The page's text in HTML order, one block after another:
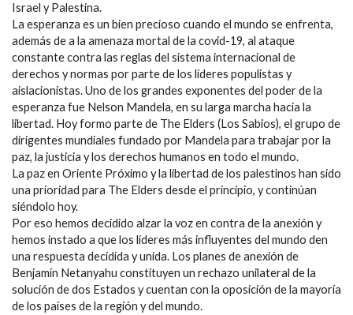
Israel y Palestina.
La esperanza es un bien precioso cuando el mundo se enfrenta,
además de a la amenaza mortal de la covid-19, al ataque
constante contra las reglas del sistema internacional de
derechos y normas por parte de los líderes populistas y
aislacionistas. Uno de los grandes exponentes del poder de la
esperanza fue Nelson Mandela, en su larga marcha hacia la
libertad. Hoy formo parte de The Elders (Los Sabios), el grupo de
dirigentes mundiales fundado por Mandela para trabajar por la
paz, la justicia y los derechos humanos en todo el mundo.
La paz en Oriente Próximo y la libertad de los palestinos han sido
una prioridad para The Elders desde el principio, y continúan
siéndolo hoy.
Por eso hemos decidido alzar la voz en contra de la anexión y
hemos instado a que los líderes más influyentes del mundo den
una respuesta decidida y unida. Los planes de anexión de
Benjamín Netanyahu constituyen un rechazo unilateral de la
solución de dos Estados y cuentan con la oposición de la mayoría
de los países de la región y del mundo.